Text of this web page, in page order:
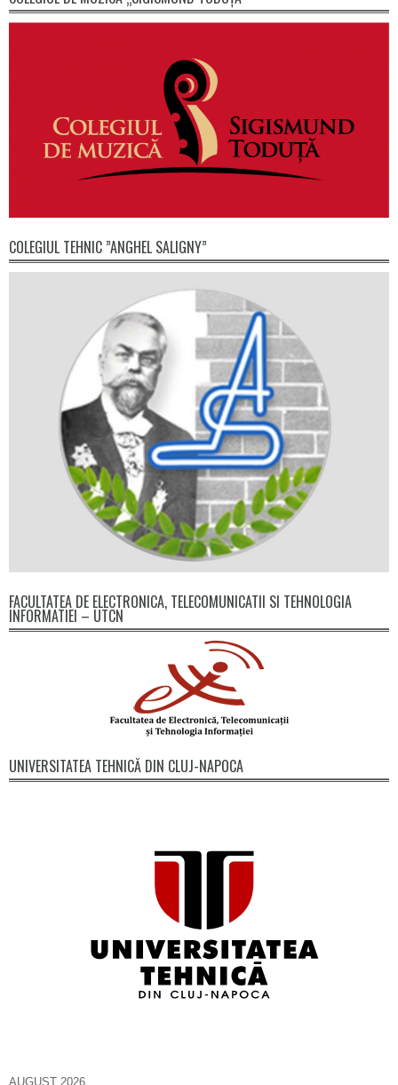
COLEGIUL TEHNIC ”ANGHEL SALIGNY”
FACULTATEA DE ELECTRONICA, TELECOMUNICATII SI TEHNOLOGIA
INFORMATIEI – UTCN
UNIVERSITATEA TEHNICĂ DIN CLUJ-NAPOCA
AUGUST 2026